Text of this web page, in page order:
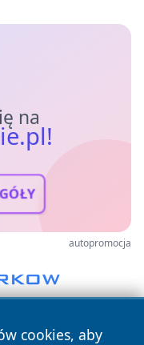
na
autopromocja
cookies, aby